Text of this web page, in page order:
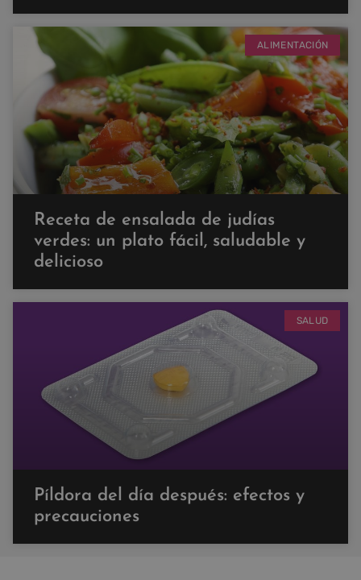
ALIMENTACIÓN
Receta de ensalada de judías
verdes: un plato fácil, saludable y
delicioso
SALUD
Píldora del día después: efectos y
precauciones